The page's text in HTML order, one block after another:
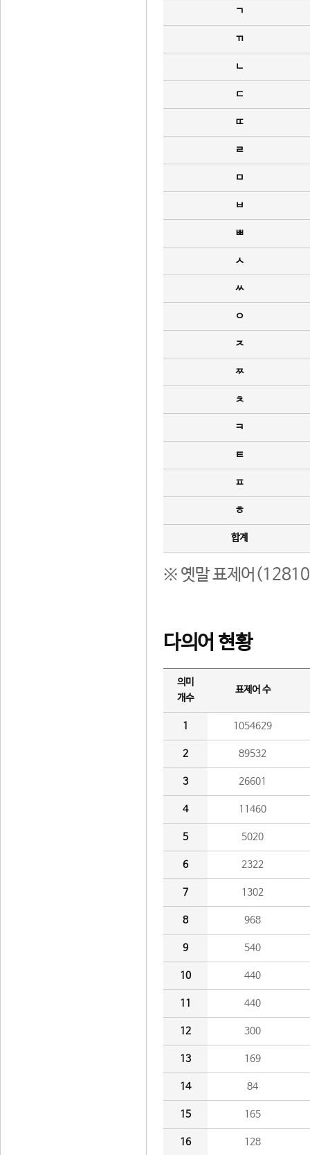
ㄱ
ㄲ
ㄴ
ㄷ
ㄸ
ㄹ
ㅁ
ㅂ
ㅃ
ㅅ
ㅆ
ㅇ
ㅈ
ㅉ
ㅊ
ㅋ
ㅌ
ㅍ
ㅎ
합계
※ 옛말 표제어(12810
다의어 현황
의미
개수
표제어 수
1 1054629
2 89532
3 26601
4 11460
5 5020
6 2322
7 1302
8 968
9 540
10 440
11 440
12 300
13 169
14 84
15 165
16 128